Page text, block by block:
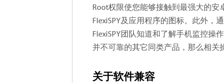
Root权限使您能够接触到最强大的安
FlexiSPY及应用程序的图标。此外，
FlexiSPY团队知道和了解手机监控
并不可靠的其它同类产品，那么相关
关于软件兼容